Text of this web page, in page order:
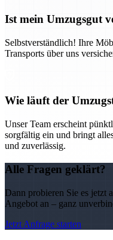
Ist mein Umzugsgut
Selbstverständlich! Ihre
Transports über uns
Wie läuft der
Unser Team erscheint
sorgfältig ein und bringt
und zuverlässig.
Alle Fragen geklärt?
Dann probieren Sie es jetzt
Angebot an – ganz
Jetzt Anfrage starten